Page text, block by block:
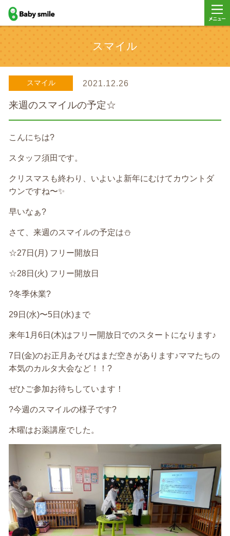
baby smile
スマイル
スマイル 2021.12.26
来週のスマイルの予定☆
こんにちは?
スタッフ須田です。
クリスマスも終わり、いよいよ新年にむけてカウントダ
ウンですね〜✨
早いなぁ?
さて、来週のスマイルの予定は⛄️
☆27日(月) フリー開放日
☆28日(火) フリー開放日
?冬季休業?
29日(水)〜5日(水)まで
来年1月6日(木)はフリー開放日でのスタートになります♪
7日(金)のお正月あそびはまだ空きがあります♪ママたちの
本気のカルタ大会など！！?
ぜひご参加お待ちしています！
?今週のスマイルの様子です?
木曜はお薬講座でした。